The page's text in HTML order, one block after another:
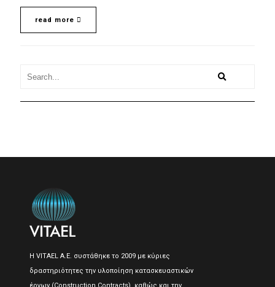
read more
Η VITAEL A.E. συστάθηκε το 2009 με κύριες
δραστηριότητες την υλοποίηση κατασκευαστικών